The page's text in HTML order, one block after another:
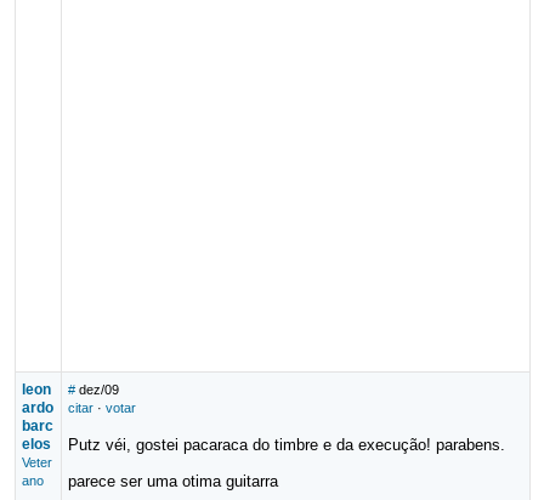
leon
ardo
barc
elos
Veter
ano
# dez/09
citar· votar
Putz véi, gostei pacaraca do timbre e da execução! parabens.
parece ser uma otima guitarra